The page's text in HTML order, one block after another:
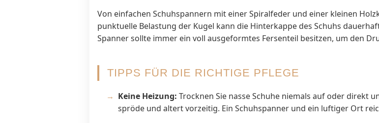
Von einfachen Schuhspannern mit einer Spiralfeder und einer kleinen
punktuelle Belastung der Kugel kann die Hinterkappe des Schuhs
Spanner sollte immer ein voll ausgeformtes Fersenteil besitzen, um den
TIPPS FÜR DIE RICHTIGE PFLEGE
Keine Heizung: Trocknen Sie nasse Schuhe niemals auf oder direkt
spröde und altert vorzeitig. Ein Schuhspanner und ein luftiger Ort